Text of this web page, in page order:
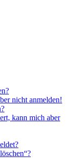
nicht anmelden!
kann mich aber